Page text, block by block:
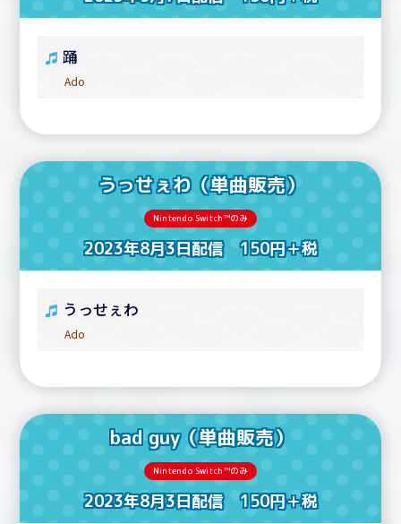
踊
Ado
うっせぇわ（単曲販売）
Nintendo Switch™のみ
2023年8月3日配信 150円＋税
うっせぇわ
Ado
bad guy（単曲販売）
Nintendo Switch™のみ
2023年8月3日配信 150円＋税